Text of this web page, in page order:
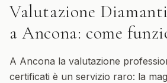
Valutazione
aAncona: come
A Ancona la valutazione
certificati è un servizio raro: la